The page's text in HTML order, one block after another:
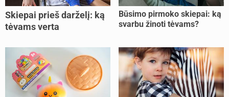
Skiepai prieš darželį: ką
tėvams verta
Būsimo pirmoko skiepai: ką
svarbu žinoti tėvams?